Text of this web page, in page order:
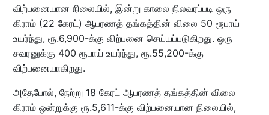
விற்பனையான நிலையில், இன்று காலை நிலவரப்படி ஒரு
கிராம் (22 கேரட்) ஆபரணத் தங்கத்தின் விலை 50 ரூபாய்
உயர்ந்து, ரூ.6,900-க்கு விற்பனை செய்யப்படுகிறது. ஒரு
சவரனுக்கு 400 ரூபாய் உயர்ந்து, ரூ.55,200-க்கு
விற்பனையாகிறது.
அதேபோல், நேற்று 18 கேரட் ஆபரணத் தங்கத்தின் விலை
கிராம் ஒன்றுக்கு ரூ.5,611-க்கு விற்பனையான நிலையில்,